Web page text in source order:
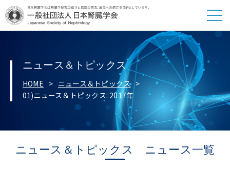
ニュース＆トピックス
HOME
ニュース＆トピックス
01)ニュース＆トピックス: 2017年
ニュース＆トピックス ニュース一覧